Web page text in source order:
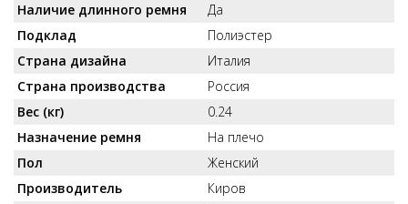
Наличие длинного ремня
Да
Подклад
Полиэстер
Страна дизайна
Италия
Страна производства
Россия
Вес (кг)
0.24
Назначение ремня
На плечо
Пол
Женский
Производитель
Киров